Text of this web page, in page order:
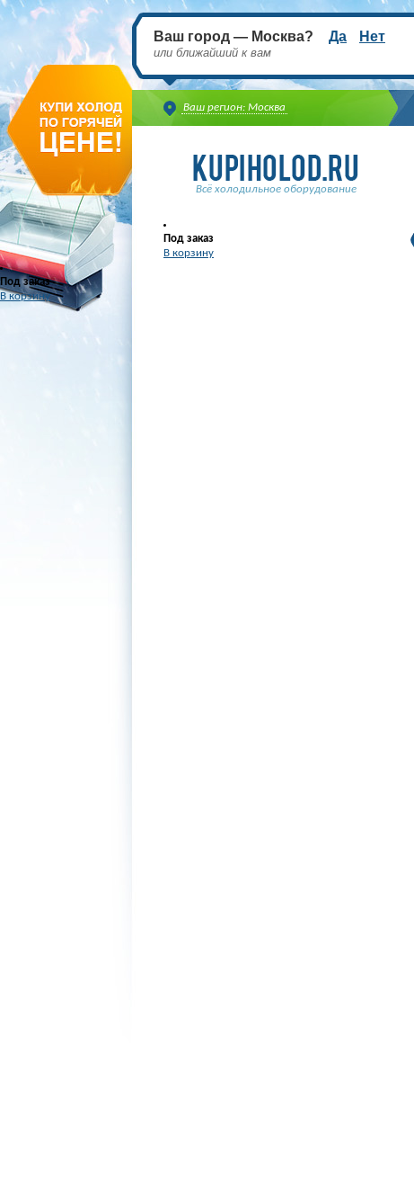
Ваш регион: Москва
Ваш город — Москва? Да Нет
или ближайший к вам
Всё холодильное оборудование
Под заказ
В корзину
Под заказ
В корзину